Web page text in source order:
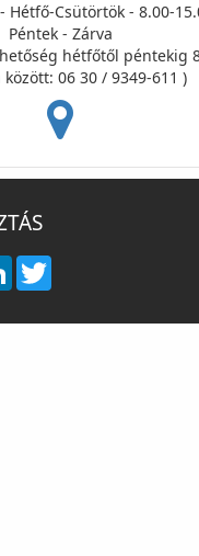
Hétfő-Csütörtök - 8.00-
Péntek - Zárva
hétfőtől péntekig
között: 06 30 / 9349-611 )
LinkedIn